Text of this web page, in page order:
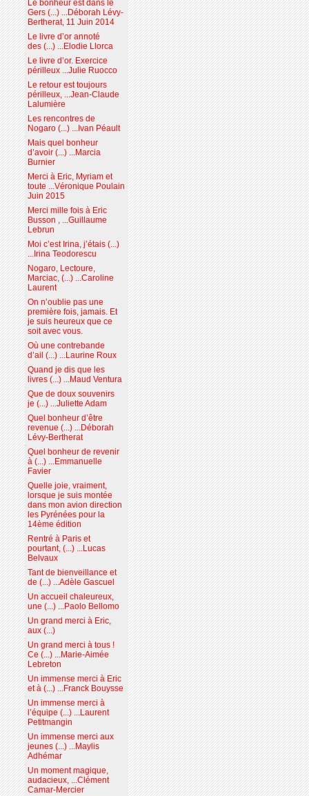
Le bonheur est dans le
Gers (...) ...Déborah Lévy-
Bertherat, 11 Juin 2014
Le livre d’or annoté
des (...) ...Elodie Llorca
Le livre d’or. Exercice
périlleux ...Julie Ruocco
Le retour est toujours
périlleux, ...Jean-Claude
Lalumière
Les rencontres de
Nogaro (...) ...Ivan Péault
Mais quel bonheur
d’avoir (...) ...Marcia
Burnier
Merci à Eric, Myriam et
toute ...Véronique Poulain
Juin 2015
Merci mille fois à Eric
Busson , ...Guillaume
Lebrun
Moi c’est Irina, j’étais (...)
...Irina Teodorescu
Nogaro, Lectoure,
Marciac, (...) ...Caroline
Laurent
On n’oublie pas une
première fois, jamais. Et
je suis heureux que ce
soit avec vous.
Où une contrebande
d’ail (...) ...Laurine Roux
Quand je dis que les
livres (...) ...Maud Ventura
Que de doux souvenirs
je (...) ...Juliette Adam
Quel bonheur d’être
revenue (...) ...Déborah
Lévy-Bertherat
Quel bonheur de revenir
à (...) ...Emmanuelle
Favier
Quelle joie, vraiment,
lorsque je suis montée
dans mon avion direction
les Pyrénées pour la
14ème édition
Rentré à Paris et
pourtant, (...) ...Lucas
Belvaux
Tant de bienveillance et
de (...) ...Adèle Gascuel
Un accueil chaleureux,
une (...) ...Paolo Bellomo
Un grand merci à Eric,
aux (...)
Un grand merci à tous !
Ce (...) ...Marie-Aimée
Lebreton
Un immense merci à Eric
et à (...) ...Franck Bouysse
Un immense merci à
l’équipe (...) ...Laurent
Petitmangin
Un immense merci aux
jeunes (...) ...Maylis
Adhémar
Un moment magique,
audacieux, ...Clément
Camar-Mercier